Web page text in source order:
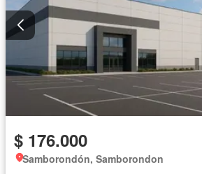
$ 176.000
Samborondón, Samborondon